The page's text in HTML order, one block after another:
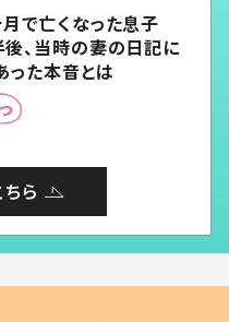
で亡くなった息子
、当時の妻の日記に
った本音とは
ら